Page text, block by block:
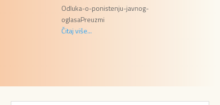
Odluka-o-ponistenju-javnog-
oglasaPreuzmi
Čitaj više...